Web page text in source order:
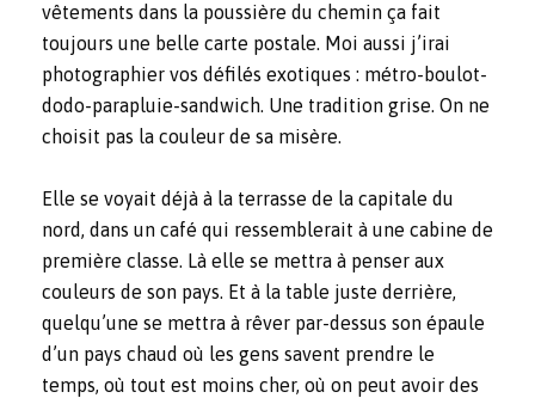
vêtements dans la poussière du chemin ça fait
toujours une belle carte postale. Moi aussi j’irai
photographier vos défilés exotiques : métro-boulot-
dodo-parapluie-sandwich. Une tradition grise. On ne
choisit pas la couleur de sa misère.
Elle se voyait déjà à la terrasse de la capitale du
nord, dans un café qui ressemblerait à une cabine de
première classe. Là elle se mettra à penser aux
couleurs de son pays. Et à la table juste derrière,
quelqu’une se mettra à rêver par-dessus son épaule
d’un pays chaud où les gens savent prendre le
temps, où tout est moins cher, où on peut avoir des